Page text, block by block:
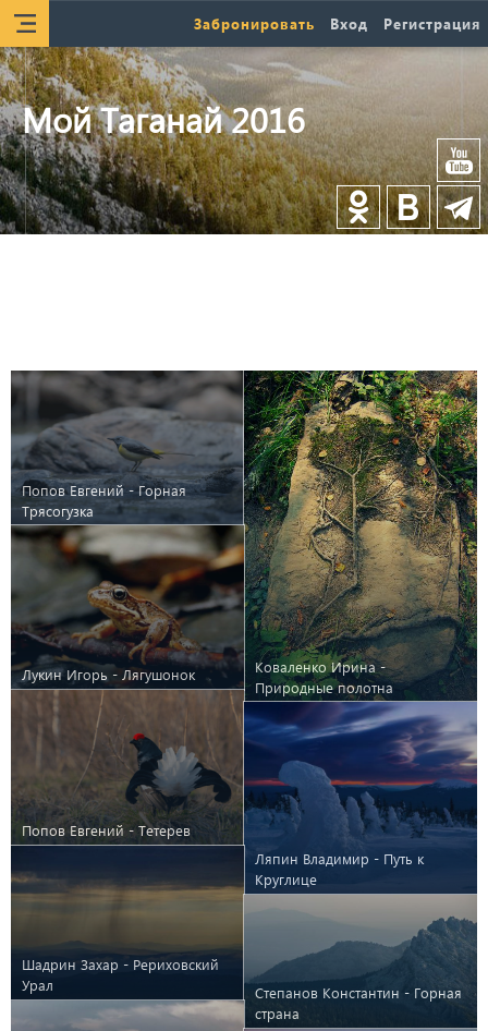
Забронировать Вход Регистрация
Мой Таганай 2016
Попов Евгений - Горная
Трясогузка
Коваленко Ирина -
Природные полотна
Лукин Игорь - Лягушонок
Попов Евгений - Тетерев
Ляпин Владимир - Путь к
Круглице
Шадрин Захар - Рериховский
Урал
Степанов Константин - Горная
страна